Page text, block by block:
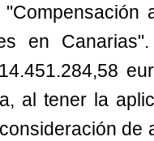
en
al tener la
de